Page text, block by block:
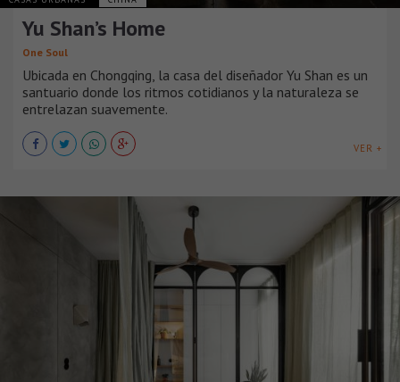
Yu Shan’s Home
One Soul
Ubicada en Chongqing, la casa del diseñador Yu Shan es un
santuario donde los ritmos cotidianos y la naturaleza se
entrelazan suavemente.
VER +